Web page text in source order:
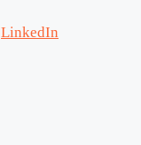
LinkedIn